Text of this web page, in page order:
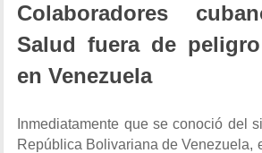
Colaboradores
Salud fuera de
en Venezuela
Inmediatamente que se conoció del
República Bolivariana de Venezuela,